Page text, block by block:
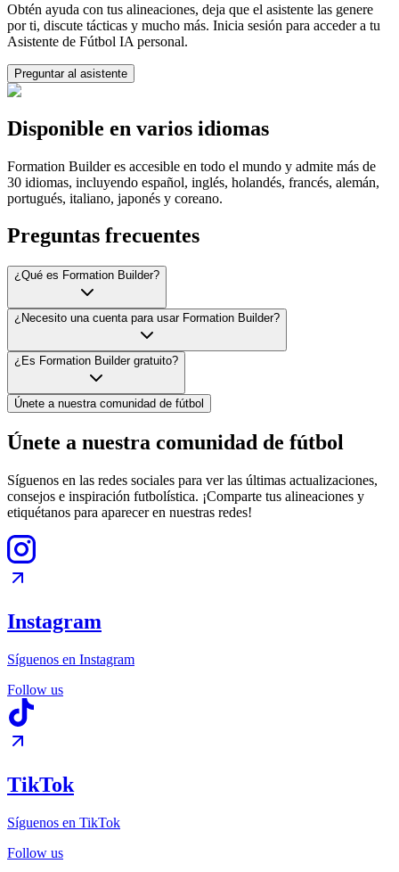
Obtén ayuda con tus alineaciones, deja que el asistente las genere
por ti, discute tácticas y mucho más. Inicia sesión para acceder a tu
Asistente de Fútbol IA personal.
Preguntar al asistente
Disponible en varios idiomas
Formation Builder es accesible en todo el mundo y admite más de
30 idiomas, incluyendo español, inglés, holandés, francés, alemán,
portugués, italiano, japonés y coreano.
Preguntas frecuentes
¿Qué es Formation Builder?
¿Necesito una cuenta para usar Formation Builder?
¿Es Formation Builder gratuito?
Únete a nuestra comunidad de fútbol
Únete a nuestra comunidad de fútbol
Síguenos en las redes sociales para ver las últimas actualizaciones,
consejos e inspiración futbolística. ¡Comparte tus alineaciones y
etiquétanos para aparecer en nuestras redes!
Instagram
Síguenos en Instagram
Follow us
TikTok
Síguenos en TikTok
Follow us